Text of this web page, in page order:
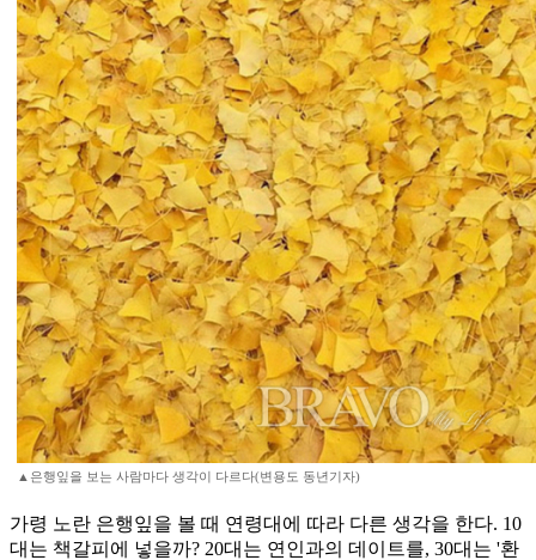
▲은행잎을 보는 사람마다 생각이 다르다(변용도 동년기자)
가령 노란 은행잎을 볼 때 연령대에 따라 다른 생각을 한다. 10
대는 책갈피에 넣을까? 20대는 연인과의 데이트를, 30대는 '환